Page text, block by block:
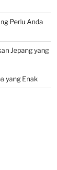
Perlu Anda
Jepang yang
yang Enak